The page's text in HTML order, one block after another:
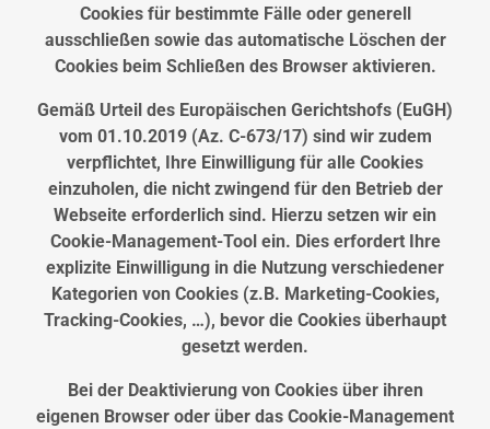
Cookies für bestimmte Fälle oder generell
ausschließen sowie das automatische Löschen der
Cookies beim Schließen des Browser aktivieren.
Gemäß Urteil des Europäischen Gerichtshofs (EuGH)
vom 01.10.2019 (Az. C-673/17) sind wir zudem
verpflichtet, Ihre Einwilligung für alle Cookies
einzuholen, die nicht zwingend für den Betrieb der
Webseite erforderlich sind. Hierzu setzen wir ein
Cookie-Management-Tool ein. Dies erfordert Ihre
explizite Einwilligung in die Nutzung verschiedener
Kategorien von Cookies (z.B. Marketing-Cookies,
Tracking-Cookies, …), bevor die Cookies überhaupt
gesetzt werden.
Bei der Deaktivierung von Cookies über ihren
eigenen Browser oder über das Cookie-Management